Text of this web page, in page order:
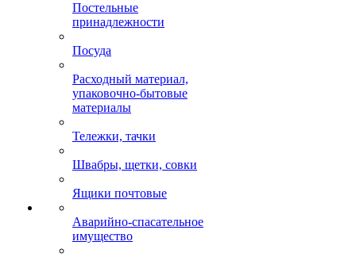
Постельные
принадлежности
Посуда
Расходный материал,
упаковочно-бытовые
материалы
Тележки, тачки
Швабры, щетки, совки
Ящики почтовые
Аварийно-спасательное
имущество